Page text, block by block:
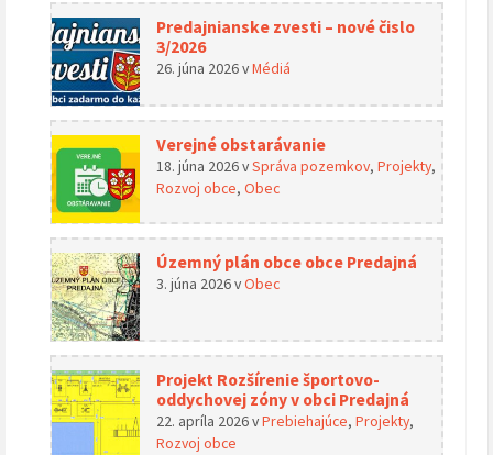
Predajnianske zvesti – nové čislo
3/2026
26. júna 2026vMédiá
Verejné obstarávanie
18. júna 2026vSpráva pozemkov, Projekty,
Rozvoj obce, Obec
Územný plán obce obce Predajná
3. júna 2026vObec
Projekt Rozšírenie športovo-
oddychovej zóny v obci Predajná
22. apríla 2026vPrebiehajúce, Projekty,
Rozvoj obce